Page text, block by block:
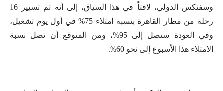
وسفنكس الدولي، لافتاً في هذا السياق، إلى أنه تم تسيير 16
رحلة من مطار القاهرة بنسبة امتلاء 75% في أول يوم تشغيل،
وفي العودة ستصل إلى 95%، ومن المتوقع أن تصل نسبة
الامتلاء هذا الأسبوع إلى نحو 60%.